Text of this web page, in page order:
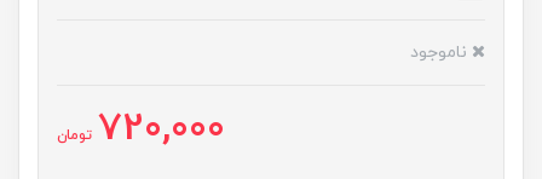
ناموجود
720,000 تومان